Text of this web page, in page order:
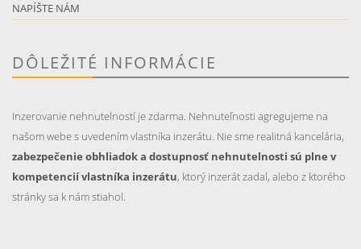
NAPÍŠTE NÁM
DÔLEŽITÉ INFORMÁCIE
Inzerovanie nehnutelností je zdarma. Nehnuteľnosti agregujeme na
našom webe s uvedením vlastníka inzerátu. Nie sme realitná kancelária,
zabezpečenie obhliadok a dostupnosť nehnutelnosti sú plne v
kompetencií vlastníka inzerátu, ktorý inzerát zadal, alebo z ktorého
stránky sa k nám stiahol.